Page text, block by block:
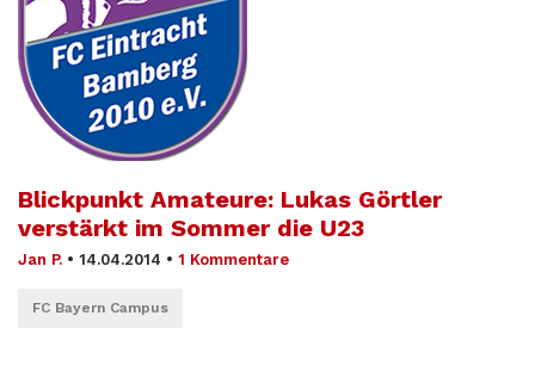
Blickpunkt Amateure: Lukas Görtler
verstärkt im Sommer die U23
Jan P. • 14.04.2014 • 1 Kommentare
FC Bayern Campus